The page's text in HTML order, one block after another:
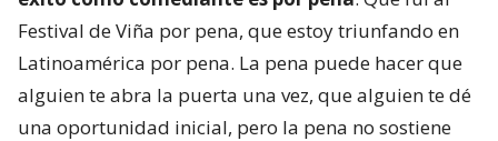
Festival de Viña por pena, que estoy triunfando en
Latinoamérica por pena. La pena puede hacer que
alguien te abra la puerta una vez, que alguien te dé
una oportunidad inicial, pero la pena no sostiene